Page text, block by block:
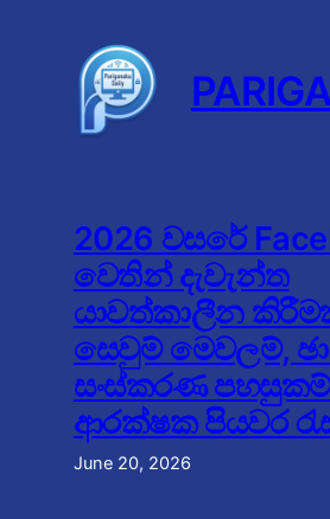
2026 වසරේ
වෙතින් දැවැන්ත
යාවත්කාලීන
සෙවුම් මෙවලම්,
සංස්කරණ පහසුකම්
ආරක්ෂක පියවර
June 20, 2026